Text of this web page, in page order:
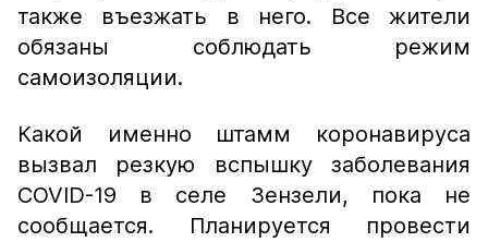
также въезжать в него. Все жители
обязаны соблюдать режим
самоизоляции.
Какой именно штамм коронавируса
вызвал резкую вспышку заболевания
COVID-19 в селе Зензели, пока не
сообщается. Планируется провести